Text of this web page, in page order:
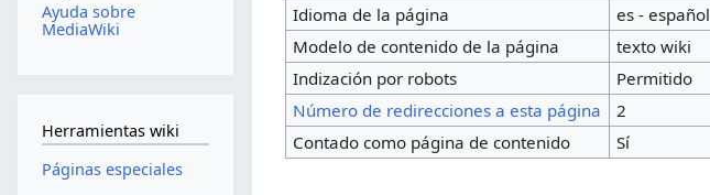
Idioma de la página
es - español
Modelo de contenido de la página
texto wiki
Indización por robots
Permitido
Número de redirecciones a esta página
2
Contado como página de contenido
Sí
Ayuda sobre
MediaWiki
Herramientas wiki
Páginas especiales